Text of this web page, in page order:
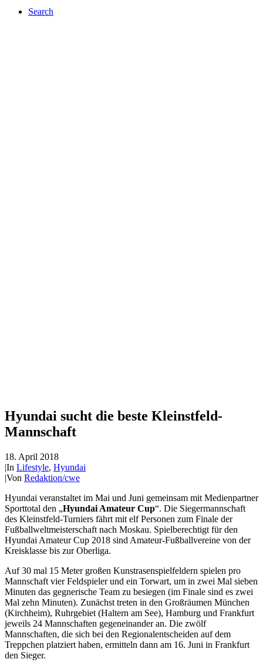
Search
Hyundai sucht die beste Kleinstfeld-
Mannschaft
18. April 2018
|In Lifestyle, Hyundai
|Von Redaktion/cwe
Hyundai veranstaltet im Mai und Juni gemeinsam mit Medienpartner
Sporttotal den „Hyundai Amateur Cup“. Die Siegermannschaft
des Kleinstfeld-Turniers fährt mit elf Personen zum Finale der
Fußballweltmeisterschaft nach Moskau. Spielberechtigt für den
Hyundai Amateur Cup 2018 sind Amateur-Fußballvereine von der
Kreisklasse bis zur Oberliga.
Auf 30 mal 15 Meter großen Kunstrasenspielfeldern spielen pro
Mannschaft vier Feldspieler und ein Torwart, um in zwei Mal sieben
Minuten das gegnerische Team zu besiegen (im Finale sind es zwei
Mal zehn Minuten). Zunächst treten in den Großräumen München
(Kirchheim), Ruhrgebiet (Haltern am See), Hamburg und Frankfurt
jeweils 24 Mannschaften gegeneinander an. Die zwölf
Mannschaften, die sich bei den Regionalentscheiden auf dem
Treppchen platziert haben, ermitteln dann am 16. Juni in Frankfurt
den Sieger.